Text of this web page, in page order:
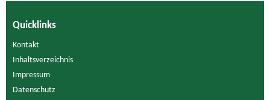
Quicklinks
Kontakt
Inhaltsverzeichnis
Impressum
Datenschutz